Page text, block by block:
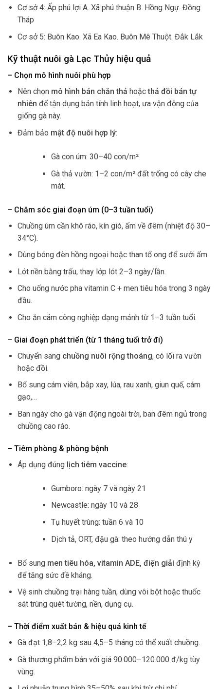
Cơ sở 4: Ấp phú lợi A. Xã phú thuận B. Hồng Ngự. Đồng
Tháp
Cơ sở 5: Buôn Kao. Xã Ea Kao. Buôn Mê Thuột. Đắk Lắk
Kỹ thuật nuôi gà Lạc Thủy hiệu quả
– Chọn mô hình nuôi phù hợp
Nên chọn mô hình bán chăn thả hoặcthả đồi bán tự
nhiên để tận dụng bản tính linh hoạt, ưa vận động của
giống gà này.
Đảm bảo mật độ nuôi hợp lý:
Gà con úm: 30–40 con/m²
Gà thả vườn: 1–2 con/m² đất trống có cây che
mát.
– Chăm sóc giai đoạn úm (0–3 tuần tuổi)
Chuồng úm cần khô ráo, kín gió, ấm về đêm (nhiệt độ 30–
34°C).
Dùng bóng đèn hồng ngoại hoặc than tổ ong để sưởi ấm.
Lót nền bằng trấu, thay lớp lót 2–3 ngày/lần.
Cho uống nước pha vitamin C + men tiêu hóa trong 3 ngày
đầu.
Cho ăn cám công nghiệp dạng mảnh từ 1–3 tuần tuổi.
– Giai đoạn phát triển (từ 1 tháng tuổi trở đi)
Chuyển sang chuồng nuôi rộng thoáng, có lối ra vườn
hoặc đồi.
Bổ sung cám viên, bắp xay, lúa, rau xanh, giun quế, cám
gạo,…
Ban ngày cho gà vận động ngoài trời, ban đêm ngủ trong
chuồng cao ráo.
– Tiêm phòng & phòng bệnh
Áp dụng đúng lịch tiêm vaccine:
Gumboro: ngày 7 và ngày 21
Newcastle: ngày 10 và 28
Tụ huyết trùng: tuần 6 và 10
Dịch tả, ORT, đậu gà: theo hướng dẫn thú y
Bổ sung men tiêu hóa, vitamin ADE, điện giải định kỳ
để tăng sức đề kháng.
Vệ sinh chuồng trại hàng tuần, dùng vôi bột hoặc thuốc
sát trùng quét tường, nền, dụng cụ.
– Thời điểm xuất bán & hiệu quả kinh tế
Gà đạt 1,8–2,2 kg sau 4,5–5 tháng có thể xuất chuồng.
Gà thương phẩm bán với giá 90.000–120.000 đ/kg tùy
vùng.